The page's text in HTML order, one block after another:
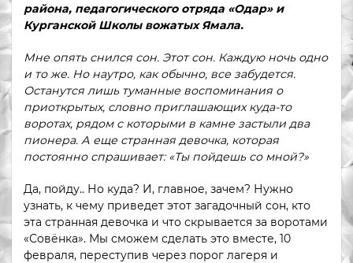
района, педагогического отряда «Одар» и
Курганской Школы вожатых Ямала.
Мне опять снился сон. Этот сон. Каждую ночь одно
и то же. Но наутро, как обычно, все забудется.
Останутся лишь туманные воспоминания о
приоткрытых, словно приглашающих куда-то
воротах, рядом с которыми в камне застыли два
пионера. А еще странная девочка, которая
постоянно спрашивает: «Ты пойдешь со мной?»
Да, пойду.. Но куда? И, главное, зачем? Нужно
узнать, к чему приведет этот загадочный сон, кто
эта странная девочка и что скрывается за воротами
«Совёнка». Мы сможем сделать это вместе, 10
февраля, переступив через порог лагеря и